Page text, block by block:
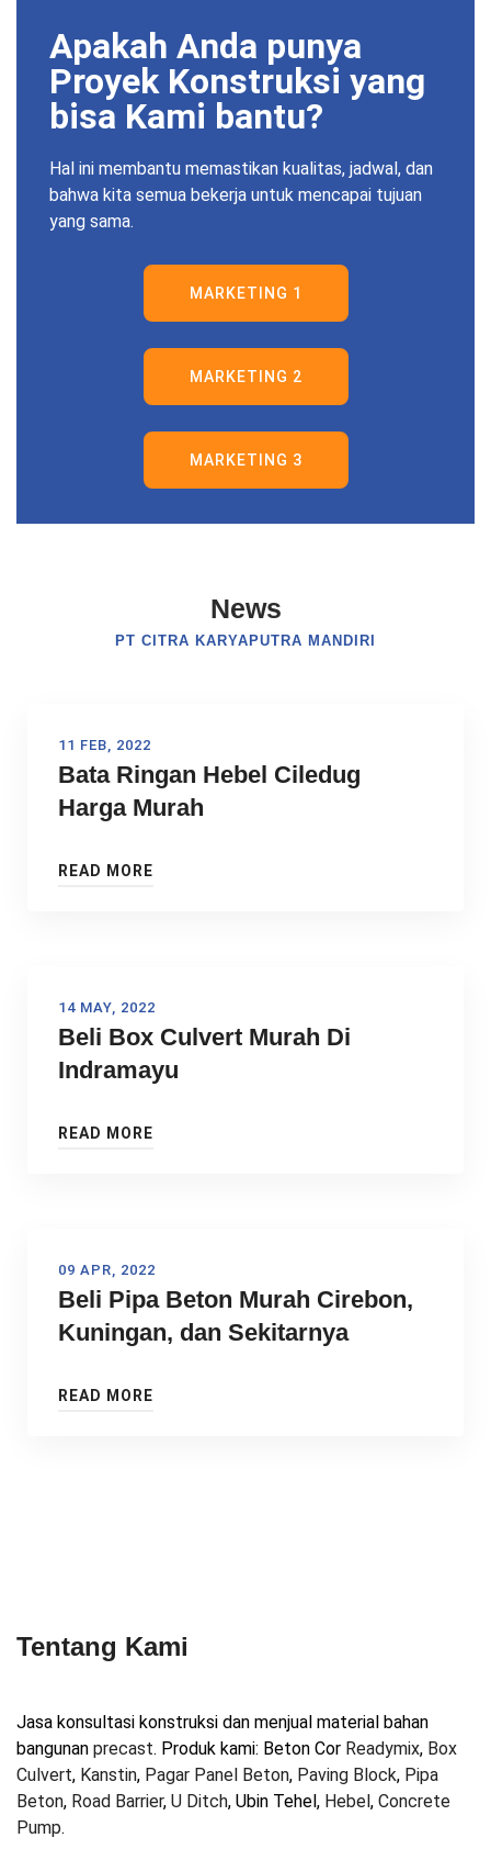
Apakah Anda punya
Proyek Konstruksi yang
bisa Kami bantu?
Hal ini membantu memastikan kualitas, jadwal, dan
bahwa kita semua bekerja untuk mencapai tujuan
yang sama.
MARKETING 1
MARKETING 2
MARKETING 3
News
PT CITRA KARYAPUTRA MANDIRI
11 FEB, 2022
Bata Ringan Hebel Ciledug
Harga Murah
READ MORE
14 MAY, 2022
Beli Box Culvert Murah Di
Indramayu
READ MORE
09 APR, 2022
Beli Pipa Beton Murah Cirebon,
Kuningan, dan Sekitarnya
READ MORE
Tentang Kami
Jasa konsultasi konstruksi dan menjual material bahan
bangunan precast. Produk kami: Beton Cor Readymix, Box
Culvert, Kanstin, Pagar Panel Beton, Paving Block, Pipa
Beton, Road Barrier, U Ditch, Ubin Tehel, Hebel , Concrete
Pump.